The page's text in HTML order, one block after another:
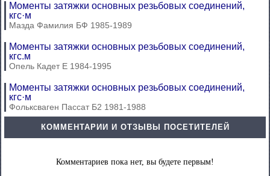
Моменты затяжки основных резьбовых соединений,
кгс·м
Мазда Фамилия БФ 1985-1989
Моменты затяжки основных резьбовых соединений,
кгс.м
Опель Кадет Е 1984-1995
Моменты затяжки основных резьбовых соединений,
кгс·м
Фольксваген Пассат Б2 1981-1988
КОММЕНТАРИИ И ОТЗЫВЫ ПОСЕТИТЕЛЕЙ
Комментариев пока нет, вы будете первым!